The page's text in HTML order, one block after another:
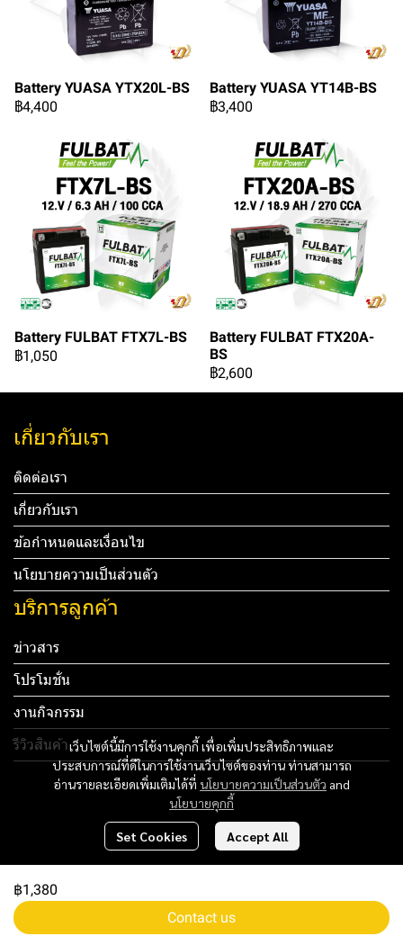
Battery YUASA YTX20L-BS
฿4,400
Battery YUASA YT14B-BS
฿3,400
Battery FULBAT FTX7L-BS
฿1,050
Battery FULBAT FTX20A-
BS
฿2,600
฿1,380
Contact us
เว็บไซต์นี้มีการใช้งานคุกกี้ เพื่อเพิ่มประสิทธิภาพและ
ประสบการณ์ที่ดีในการใช้งานเว็บไซต์ของท่าน ท่านสามารถ
อ่านรายละเอียดเพิ่มเติมได้ที่ นโยบายความเป็นส่วนตัว and
นโยบายคุกกี้
Set Cookies Accept All
เกี่ยวกับเรา
ติดต่อเรา
เกี่ยวกับเรา
ข้อกำหนดและเงื่อนไข
นโยบายความเป็นส่วนตัว
บริการลูกค้า
ข่าวสาร
โปรโมชั่น
งานกิจกรรม
รีวิวสินค้า
Tel: 012 345 67890 Email: mail@yourdomain.com
Copyright 2024 | All Rights Reserved | Powered by MWE
Powered By MakeWebEasy